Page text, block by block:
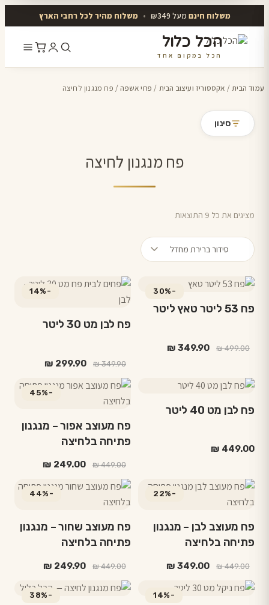
משלוח חינם מעל ₪349 • משלוח מהיר לכל רחבי הארץ
הכל כלול
הכל במקום אחד
עמוד הבית/ אקססוריז ועיצוב הבית / פחי אשפה/ פח מנגנון לחיצה
סינון
פח מנגנון לחיצה
מציגים את כל ⁦9⁩ התוצאות
-30%
פח 53 ליטר טאץ ליטר
₪499.00
המחיר
₪ 499.00.
₪ 349.90
-14%
פח לבן מט 30 ליטר
₪349.90
המחיר
היה:
₪ 299.90
הוא:
פח לבן מט 40 ליטר
₪ 449.00
-45%
פח מעוצב אפור – מנגנון
פתיחה בלחיצה
₪449.00
המחיר
היה:
₪ 249.00
הוא:
-22%
פח מעוצב לבן – מנגנון
פתיחה בלחיצה
₪449.00
המחיר
היה:
₪ 349.00
-44%
פח מעוצב שחור – מנגנון
פתיחה בלחיצה
₪449.00
המחיר
היה:
₪ 249.90
הוא:
-14%
-38%